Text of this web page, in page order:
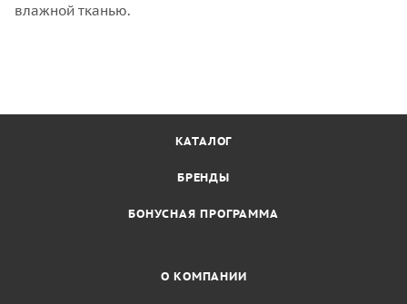
влажной тканью.
КАТАЛОГ
БРЕНДЫ
БОНУСНАЯ ПРОГРАММА
О КОМПАНИИ